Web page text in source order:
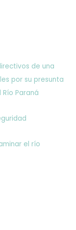
de una
por su presunta
Paraná
el río